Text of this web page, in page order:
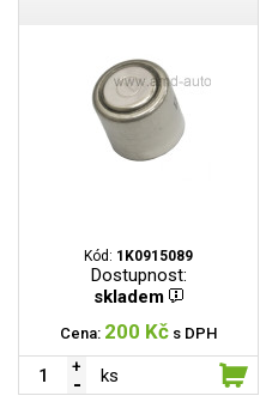
Kód: 1K0915089
Dostupnost:
skladem
Cena: 200 Kč s DPH
ks